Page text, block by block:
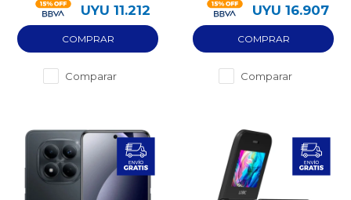
UYU 11.212
Comparar
UYU 16.907
Comparar